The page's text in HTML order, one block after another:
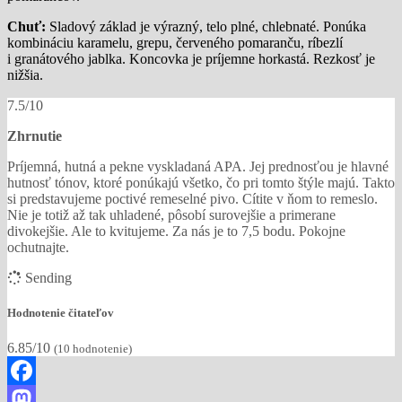
Chuť: Sladový základ je výrazný, telo plné, chlebnaté. Ponúka
kombináciu karamelu, grepu, červeného pomaranču, ríbezlí
i granátového jablka. Koncovka je príjemne horkastá. Rezkosť je
nižšia.
7.5/10
Zhrnutie
Príjemná, hutná a pekne vyskladaná APA. Jej prednosťou je hlavné
hutnosť tónov, ktoré ponúkajú všetko, čo pri tomto štýle majú. Takto
si predstavujeme poctivé remeselné pivo. Cítite v ňom to remeslo.
Nie je totiž až tak uhladené, pôsobí surovejšie a primerane
divokejšie. Ale to kvitujeme. Za nás je to 7,5 bodu. Pokojne
ochutnajte.
Sending
Hodnotenie čitateľov
6.85/10 (10 hodnotenie)